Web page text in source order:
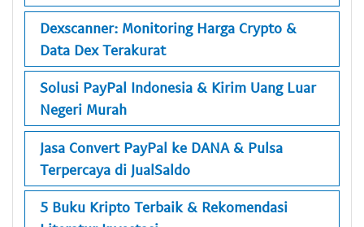
Dexscanner: Monitoring Harga Crypto &
Data Dex Terakurat
Solusi PayPal Indonesia & Kirim Uang Luar
Negeri Murah
Jasa Convert PayPal ke DANA & Pulsa
Terpercaya di JualSaldo
5 Buku Kripto Terbaik & Rekomendasi